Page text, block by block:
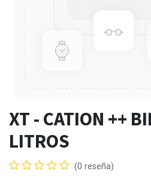
XT - CATION ++
LITROS
(0 reseña)